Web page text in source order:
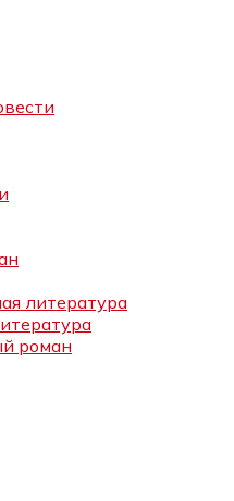
литература
роман